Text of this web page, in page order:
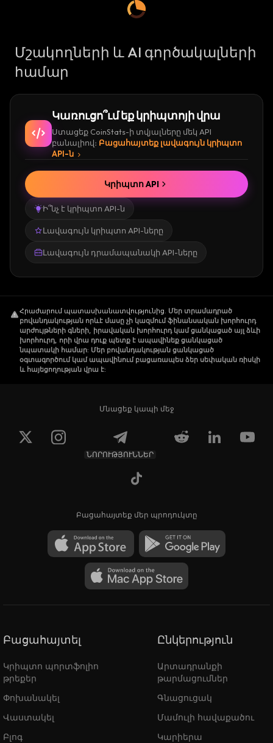
Մշակողների և AI գործակալների
համար
Կառուցո՞ւմ եք կրիպտոյի վրա
Ստացեք CoinStats-ի տվյալները մեկ API
բանալիով։ Բացահայտեք լավագույն կրիպտո
API-ն
Ի՞նչ է կրիպտո API-ն
Լավագույն կրիպտո API-ները
Լավագույն դրամապանակի API-ները
Կրիպտո API
Հրաժարում պատասխանատվությունից. Մեր տրամադրած
բովանդակության որևէ մասը չի կազմում ֆինանսական խորհուրդ
արժույթների գների, իրավական խորհուրդ կամ ցանկացած այլ ձևի
խորհուրդ, որի վրա դուք պետք է ապավինեք ցանկացած
նպատակի համար: Մեր բովանդակության ցանկացած
օգտագործում կամ ապավինում բացառապես ձեր սեփական ռիսկի
և հայեցողության վրա է:
Մնացեք կապի մեջ
ՆՈՐՈՒԹՅՈՒՆՆԵՐ
Բացահայտեք մեր պրոդուկտը
Բացահայտել
Կրիպտո պորտֆոլիո
թրեքեր
Փոխանակել
Վաստակել
Բլոգ
Ընկերություն
Արտադրանքի
թարմացումներ
Գնացուցակ
Մամուլի հավաքածու
Կարիերա